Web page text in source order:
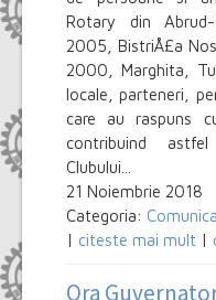
Rotary din
2005, BistriÅ£a
2000, Marghita,
locale, parteneri,
care au raspuns
contribuind
Clubului...
21 Noiembrie 2018
Categoria:
| citeste mai mult |
Ora